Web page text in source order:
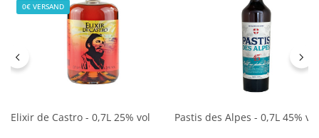
0€ VERSAND
Elixir de Castro - 0,7L 25% vol Pastis des Alpes - 0,7L 45% vol